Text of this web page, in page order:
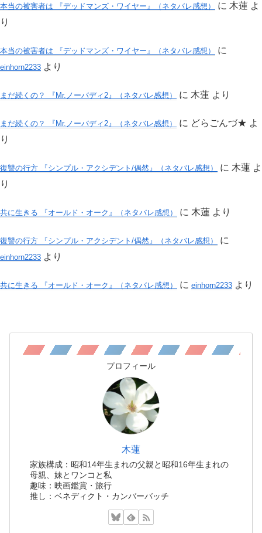
本当の被害者は 『デッドマンズ・ワイヤー』（ネタバレ感想） に 木蓮 よ
り
本当の被害者は 『デッドマンズ・ワイヤー』（ネタバレ感想） に
einhorn2233 より
まだ続くの？ 『Mr.ノーバディ2』（ネタバレ感想） に 木蓮 より
まだ続くの？ 『Mr.ノーバディ2』（ネタバレ感想） に どらごんづ★ よ
り
復讐の行方 『シンプル・アクシデント/偶然』（ネタバレ感想） に 木蓮 よ
り
共に生きる 『オールド・オーク』（ネタバレ感想） に 木蓮 より
復讐の行方 『シンプル・アクシデント/偶然』（ネタバレ感想） に
einhorn2233 より
共に生きる 『オールド・オーク』（ネタバレ感想） に einhorn2233 より
プロフィール
木蓮
家族構成：昭和14年生まれの父親と昭和16年生まれの
母親、妹とワンコと私
趣味：映画鑑賞・旅行
推し：ベネディクト・カンバーバッチ